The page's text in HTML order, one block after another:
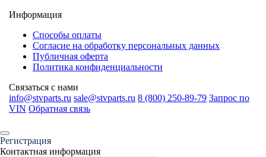
Информация
Способы оплаты
Согласие на обработку персональных данных
Публичная оферта
Политика конфиденциальности
Связаться с нами
info@stvparts.ru sale@stvparts.ru 8 (800) 250-89-79 Запрос по
VIN Обратная связь
Регистрация
Контактная информация